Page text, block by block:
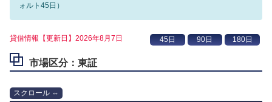
ォルト45日）
貸借情報【更新日】2026年8月7日
市場区分：東証